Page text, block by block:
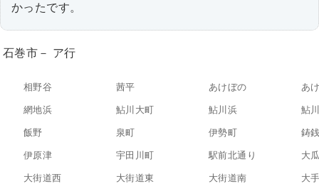
かったです。
石巻市－ ア行
相野谷 茜平 あけぼの あ
網地浜 鮎川大町 鮎川浜 鮎
飯野 泉町 伊勢町 鋳
伊原津 宇田川町 駅前北通り 大
大街道西 大街道東 大街道南 大